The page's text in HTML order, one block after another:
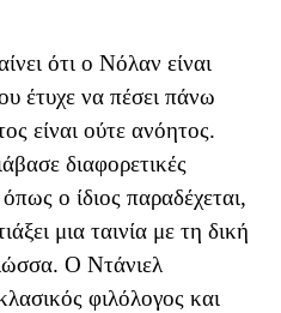
ότι ο Νόλαν είναι
έτυχε να πέσει πάνω
είναι ούτε ανόητος.
διαφορετικές
ο ίδιος παραδέχεται,
μια ταινία με τη δική
Ο Ντάνιελ
φιλόλογος και